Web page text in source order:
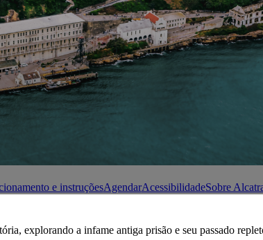
e instruçõesAgendarAcessibilidadeSobre
explorando a infame antiga prisão e seu passado